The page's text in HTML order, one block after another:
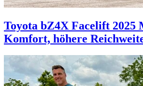
Toyota bZ4X Facelift 2025
Komfort, höhere